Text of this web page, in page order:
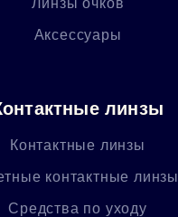
Аксессуары
линзы
Контактные линзы
контактные линзы
Средства по уходу